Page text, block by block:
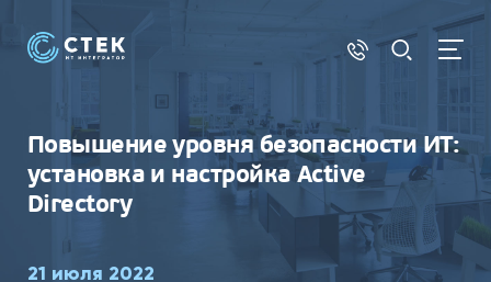
Повышение уровня безопасности ИТ:
установка и настройка Active
Directory
21 июля 2022
АУТСОРСИНГ